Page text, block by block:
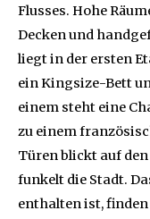
Flusses. Hohe
Decken und
liegt in der ersten
ein Kingsize-Bett
einem steht eine
zu einem
Türen blickt auf
funkelt die Stadt.
enthalten ist,